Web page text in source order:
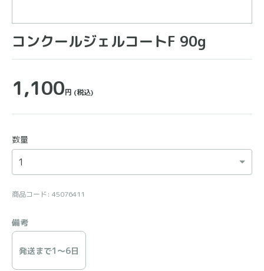
コンクールジェルコートF 90g
1,100円 (税込)
数量
商品コード: 45076411
備考
発送まで1〜6日